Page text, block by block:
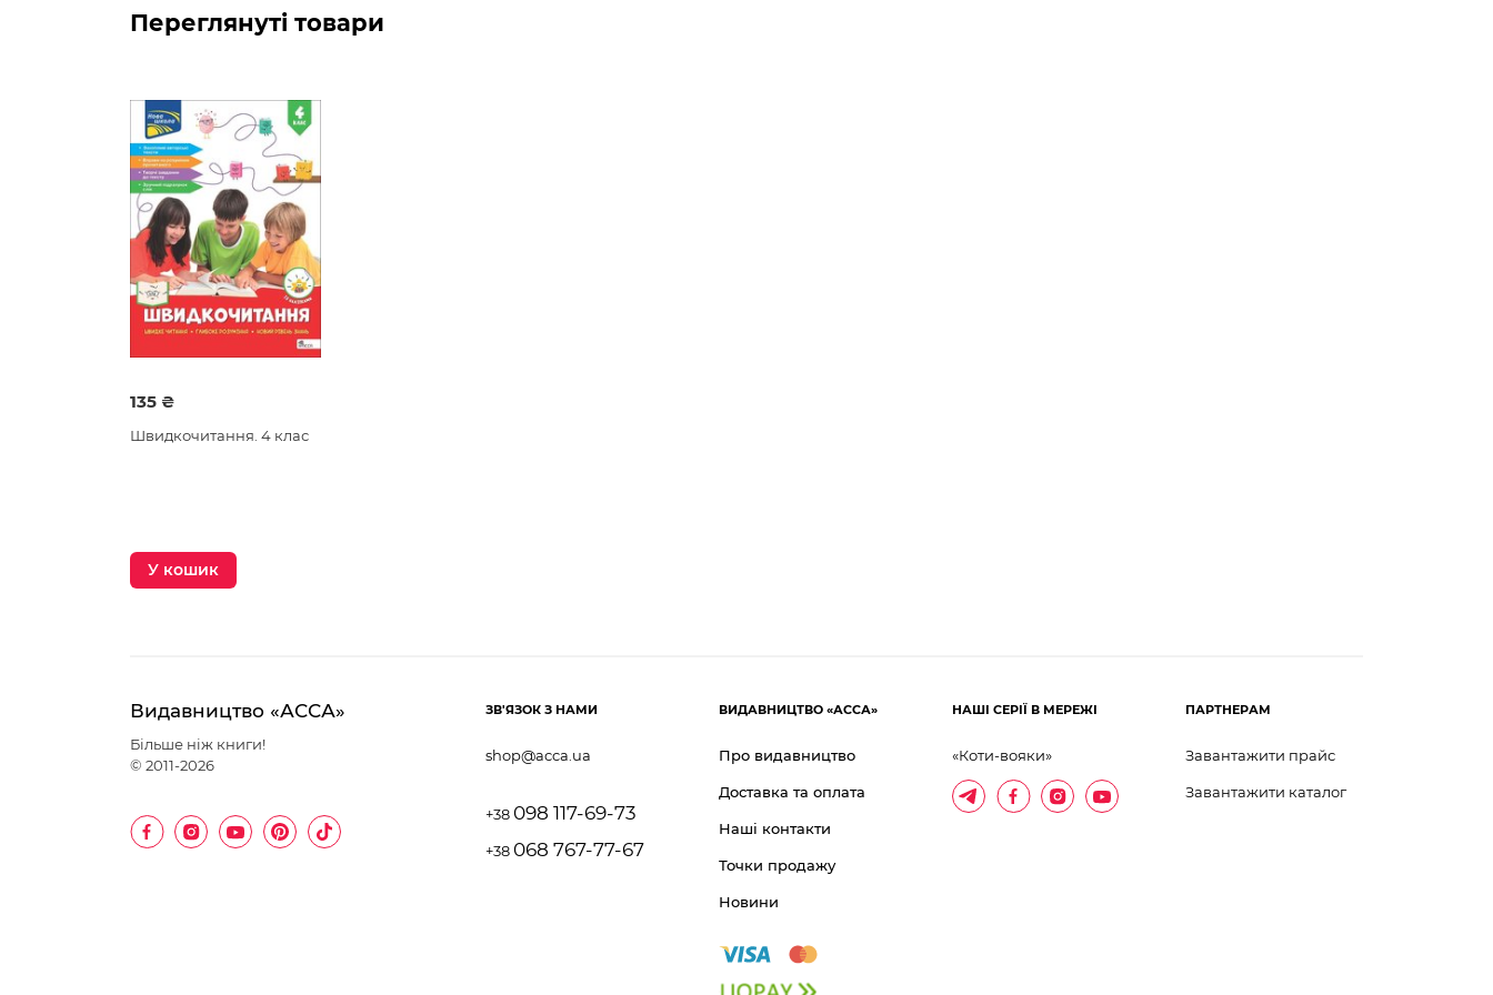
Переглянуті товари
135 ₴
Швидкочитання. 4 клас
У кошик
Видавництво «АССА»
Більше ніж книги!
© 2011-2026
ЗВ'ЯЗОК З НАМИ
shop@acca.ua
+38 098 117-69-73
+38 068 767-77-67
ВИДАВНИЦТВО «АССА»
Про видавництво
Доставка та оплата
Наші контакти
Точки продажу
Новини
НАШІ СЕРІЇ В МЕРЕЖІ
«Коти-вояки»
ПАРТНЕРАМ
Завантажити прайс
Завантажити каталог